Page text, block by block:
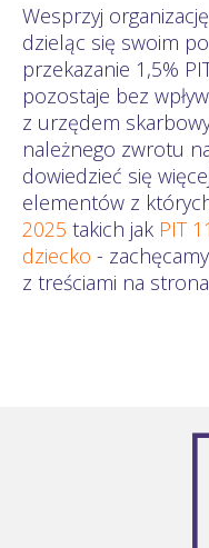
Wesprzyj
dzieląc się swoim
przekazanie 1,5%
pozostaje bez
z urzędem
należnego zwrotu
dowiedzieć się
elementów z
2025 takich jak PIT 11
dziecko -
z treściami na